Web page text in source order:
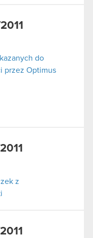
do
przez Optimus
z